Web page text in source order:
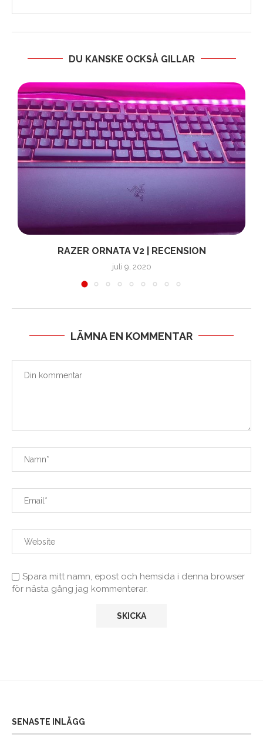
DU KANSKE OCKSÅ GILLAR
RAZER ORNATA V2 | RECENSION
juli 9, 2020
LÄMNA EN KOMMENTAR
Spara mitt namn, epost och hemsida i denna browser
för nästa gång jag kommenterar.
SENASTE INLÄGG